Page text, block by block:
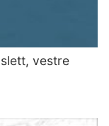
vestre